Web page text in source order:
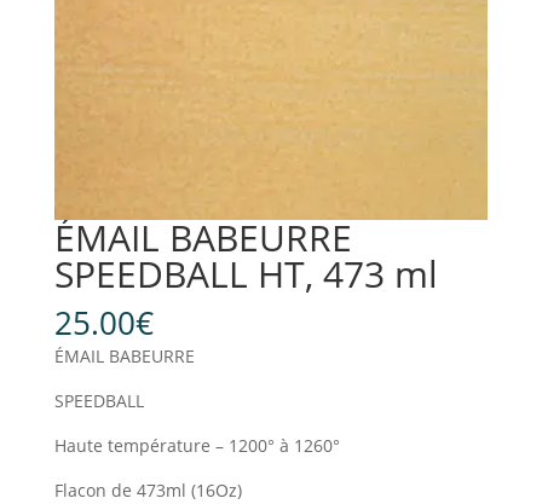
ÉMAIL BABEURRE
SPEEDBALL HT, 473 ml
25.00€
ÉMAIL BABEURRE
SPEEDBALL
Haute température – 1200° à 1260°
Flacon de 473ml (16Oz)